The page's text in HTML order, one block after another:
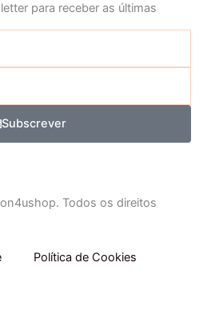
para receber as últimas
Subscrever
Todos os direitos
Política de Cookies